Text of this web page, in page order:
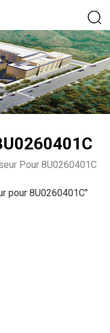
Pour 8U0260401C
pour 8U0260401C"